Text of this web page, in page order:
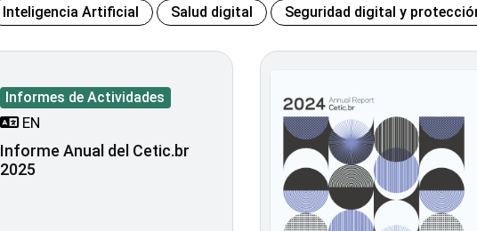
Inteligencia Artificial Salud digital Seguridad digital y
Informes de Actividades
EN
Informe Anual del Cetic.br
2025